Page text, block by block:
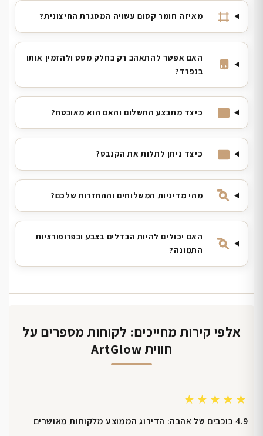
מאיזה חומר קסום עשויה המסגרת החיצונית?
האם אפשר להתאהב רק בחלק מסט ולהזמין אותו
בנפרד?
כיצד מתבצע התשלום והאם הוא מאובטח?
כיצד ניתן לתלות את הקנבס?
מהי מדיניות המשלוחים וההחזרות שלכם?
האם יכולים להיות הבדלים בצבע ובפרופורציות
התמונה?
אלפי קירות מחייכים: לקוחות מספרים על
חווית ArtGlow
★★★★★
4.9 כוכבים של אהבה: הדירוג הממוצע מלקוחות מאושרים